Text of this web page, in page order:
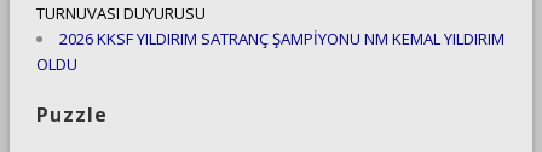
TURNUVASI DUYURUSU
2026 KKSF YILDIRIM SATRANÇ ŞAMPİYONU NM KEMAL YILDIRIM
OLDU
Puzzle